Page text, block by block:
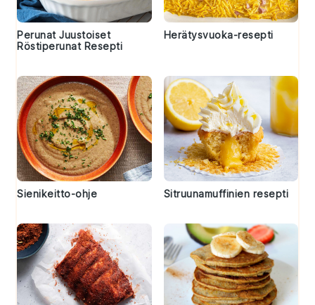
Perunat Juustoiset
Röstiperunat Resepti
Herätysvuoka-resepti
Sienikeitto-ohje Sitruunamuffinien resepti